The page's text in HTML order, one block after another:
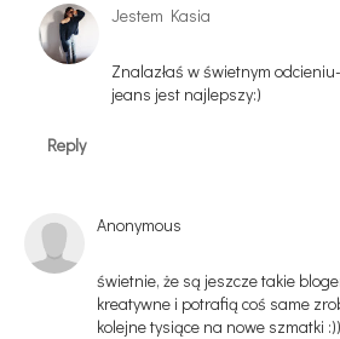
Jestem Kasia
Znalazłaś w świetnym
jeans jest najlepszy:)
Reply
Anonymous
świetnie, że są jeszcze takie
kreatywne i potrafią coś same
kolejne tysiące na nowe szmatki